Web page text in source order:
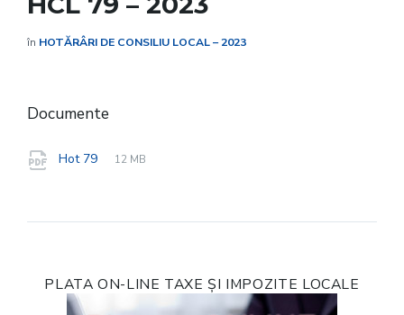
în HOTĂRÂRI DE CONSILIU LOCAL – 2023
Documente
Hot 79
File
pdf
File
12 MB
PLATA ON-LINE TAXE ȘI IMPOZITE LOCALE